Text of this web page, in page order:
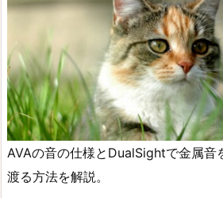
AVAの音の仕様とDualSightで金属音
渡る方法を解説。